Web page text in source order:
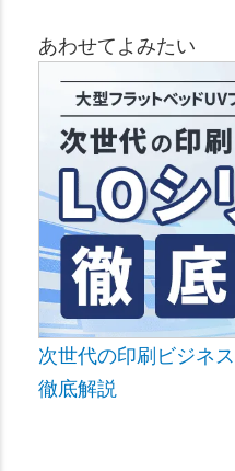
あわせてよみたい
次世代の印刷ビジネ
徹底解説